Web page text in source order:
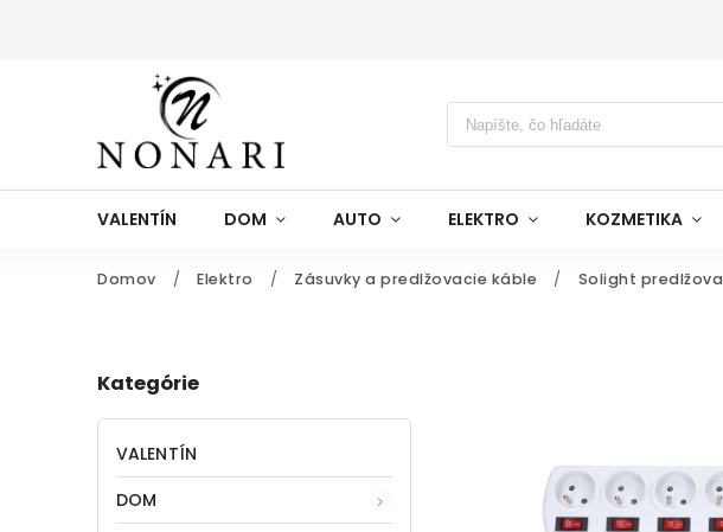
VALENTÍN DOM AUTO ELEKTRO KOZMETIKA
Domov / Elektro / Zásuvky a predlžovacie káble / Solight
Kategórie
VALENTÍN
DOM